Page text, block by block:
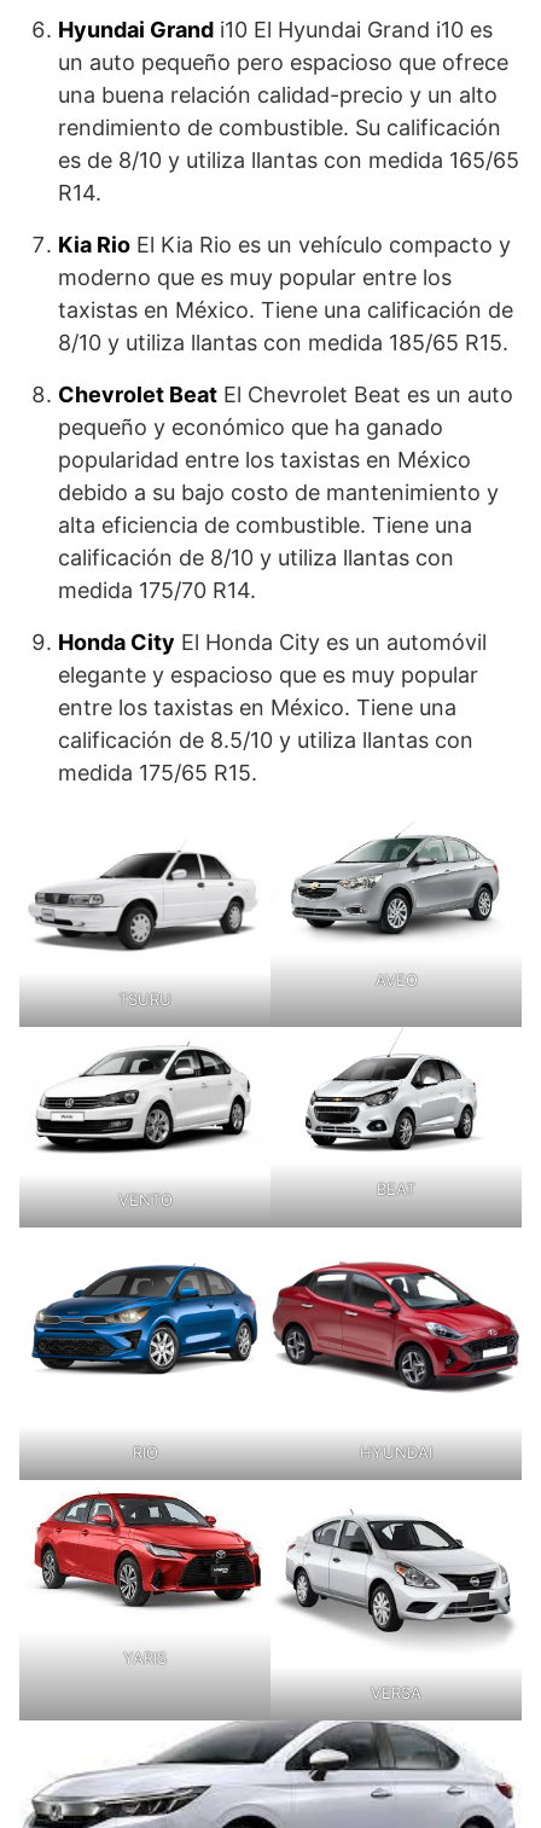
Hyundai Grand i10 El Hyundai Grand i10 es
un auto pequeño pero espacioso que ofrece
una buena relación calidad-precio y un alto
rendimiento de combustible. Su calificación
es de 8/10 y utiliza llantas con medida 165/65
R14.
Kia Rio El Kia Rio es un vehículo compacto y
moderno que es muy popular entre los
taxistas en México. Tiene una calificación de
8/10 y utiliza llantas con medida 185/65 R15.
Chevrolet Beat El Chevrolet Beat es un auto
pequeño y económico que ha ganado
popularidad entre los taxistas en México
debido a su bajo costo de mantenimiento y
alta eficiencia de combustible. Tiene una
calificación de 8/10 y utiliza llantas con
medida 175/70 R14.
Honda City El Honda City es un automóvil
elegante y espacioso que es muy popular
entre los taxistas en México. Tiene una
calificación de 8.5/10 y utiliza llantas con
medida 175/65 R15.
TSURU
AVEO
VENTO
BEAT
RIO HYUNDAI
YARIS
VERSA